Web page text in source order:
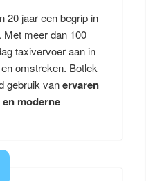
20 jaar een begrip in
meer dan 100
taxivervoer aan in
omstreken. Botlek
gebruik vanervaren
moderne